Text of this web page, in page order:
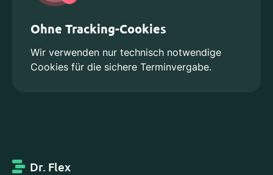
Ohne Tracking-Cookies
Wir verwenden nur technisch notwendige
Cookies für die sichere Terminvergabe.
Dr. Flex